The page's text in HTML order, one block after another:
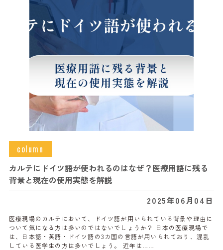
column
カルテにドイツ語が使われるのはなぜ？医療用語に残る
背景と現在の使用実態を解説
2025年06月04日
医療現場のカルテにおいて、ドイツ語が用いられている背景や理由に
ついて気になる方は多いのではないでしょうか？ 日本の医療現場で
は、日本語・英語・ドイツ語の3カ国の言語が用いられており、混乱
している医学生の方は多いでしょう。 近年は……